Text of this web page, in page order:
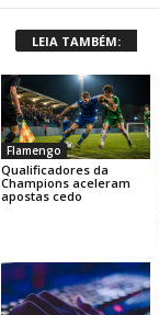
LEIA TAMBÉM:
Flamengo
Qualificadores da
Champions aceleram
apostas cedo